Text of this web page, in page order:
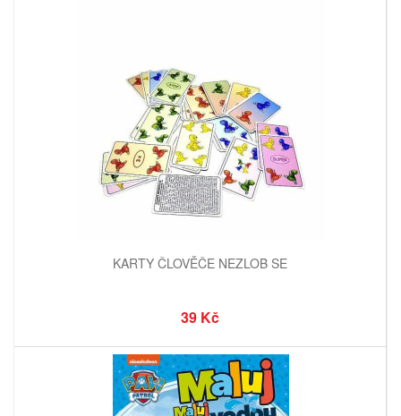
KARTY ČLOVĚČE NEZLOB SE
39 Kč